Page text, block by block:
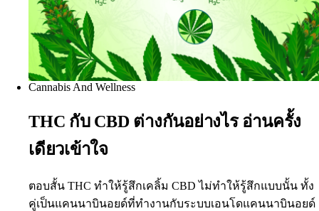
Cannabis And Wellness
THC กับ CBD ต่างกันอย่างไร อ่านครั้ง
เดียวเข้าใจ
ตอบสั้น THC ทำให้รู้สึกเคลิ้ม CBD ไม่ทำให้รู้สึกแบบนั้น ทั้ง
คู่เป็นแคนนาบินอยด์ที่ทำงานกับระบบเอนโดแคนนาบินอยด์